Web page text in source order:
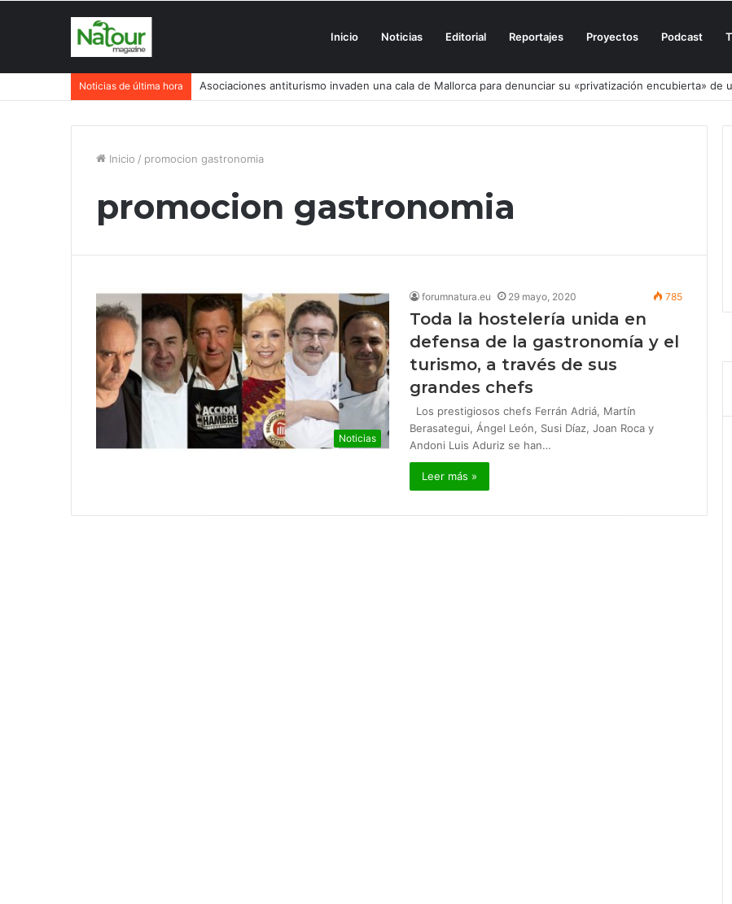
Inicio Noticias Editorial Reportajes Proyectos Podcast
Noticias de última hora Asociaciones antiturismo invaden una cala de Mallorca para denunciar su «privatización encubierta» de
Inicio / promocion gastronomia
promocion gastronomia
Noticias
forumnatura.eu 29 mayo, 2020 785
Toda la hostelería unida en
defensa de la gastronomía y el
turismo, a través de sus
grandes chefs
Los prestigiosos chefs Ferrán Adriá, Martín
Berasategui, Ángel León, Susi Díaz, Joan Roca y
Andoni Luis Aduriz se han…
Leer más »